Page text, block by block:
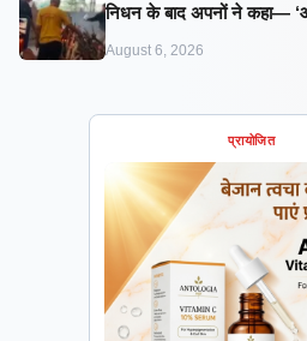
निधन के बाद अपनों ने कहा—
August 6, 2026
प्रायोजित